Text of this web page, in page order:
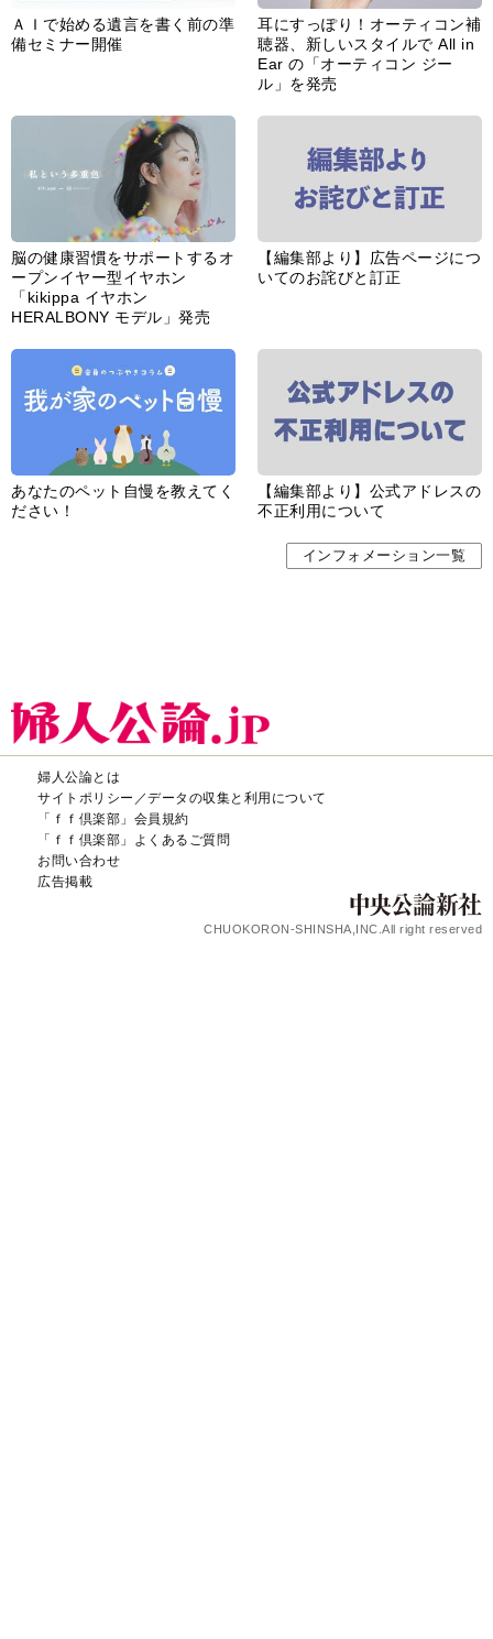
ＡＩで始める遺言を書く前の準
備セミナー開催
耳にすっぽり！オーティコン補
聴器、新しいスタイルで All in
Ear の「オーティコン ジー
ル」を発売
脳の健康習慣をサポートするオ
ープンイヤー型イヤホン
「kikippa イヤホン
HERALBONY モデル」発売
【編集部より】広告ページにつ
いてのお詫びと訂正
あなたのペット自慢を教えてく
ださい！
【編集部より】公式アドレスの
不正利用について
インフォメーション一覧
婦人公論とは
サイトポリシー／データの収集と利用について
「ｆｆ倶楽部」会員規約
「ｆｆ倶楽部」よくあるご質問
お問い合わせ
広告掲載
CHUOKORON-SHINSHA,INC.All right reserved